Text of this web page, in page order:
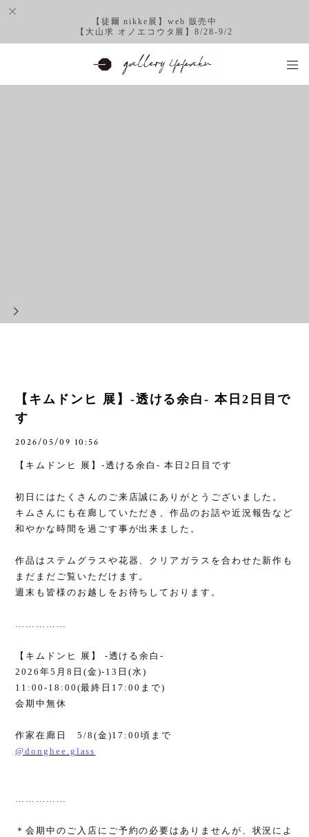
【徒爾 nikke展】web 販売中
【大山求 オノエコウタ展】8/28-9/2
【キムドンヒ 展】-透ける余白- 本日2日目で
す
2026/05/09 10:56
【キムドンヒ 展】 -透ける余白-本日 2 日目です
初日にはたくさんのご来店誠にありがとうございました。
キムさんにも在廊していただき、作品のお話や近況報告など
和やかな時間を過ごす事が出来ました。
作品はステムグラスや花器、クリアガラスを合わせた新作も
まだまだご覧いただけます。
週末も皆様のお越しをお待ちしております。
……………
【キムドンヒ 展】 -透ける余白-
2026年5 月 8 日 (金)-13 日(水)
11:00-18:00(最終日 17:00 まで)
会期中無休
作家在廊日 5/8(金)17:00頃まで
@donghee.glass
……………
＊会期中のご入店にご予約の必要はありませんが、状況によ